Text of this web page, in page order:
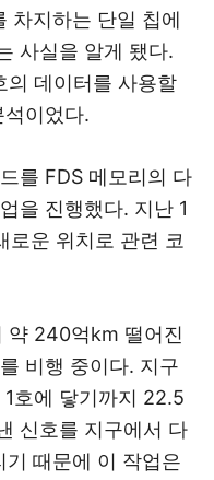
차지하는 단일 칩에
사실을 알게 됐다.
의 데이터를 사용할
이었다.
를 FDS 메모리의 다
을 진행했다. 지난 1
로운 위치로 관련 코
약 240억km 떨어진
비행 중이다. 지구
호에 닿기까지 22.5
신호를 지구에서 다
때문에 이 작업은